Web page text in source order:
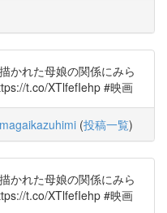
かれた母娘の関係にみら
t.co/XTlfefIehp #映画
(投稿一覧)
かれた母娘の関係にみら
t.co/XTlfefIehp #映画